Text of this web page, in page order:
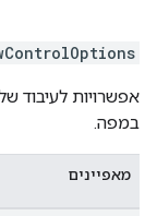
במפה.
מאפיינים